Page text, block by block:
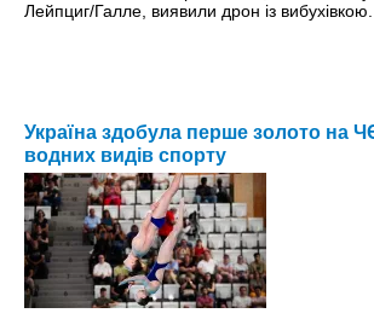
Лейпциг/Галле, виявили дрон із вибухівкою.
Україна здобула перше золото на
водних видів спорту